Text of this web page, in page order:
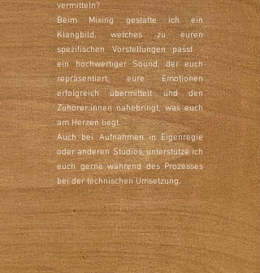
vermitteln?
Beim Mixing gestalte ich ein
Klangbild, welches zu euren
spezifischen Vorstellungen passt -
ein hochwertiger Sound, der euch
repräsentiert, eure Emotionen
erfolgreich übermittelt und den
Zuhörer:innen nahebringt, was euch
am Herzen liegt.
Auch bei Aufnahmen in Eigenregie
oder anderen Studios, unterstütze ich
euch gerne während des Prozesses
bei der technischen Umsetzung.